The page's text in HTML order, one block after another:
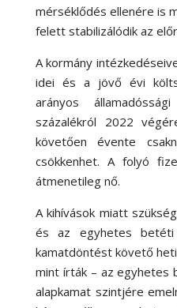
mérséklődés ellenére is
felett stabilizálódik az
A kormány
idei és a jövő évi
arányos
százalékról 2022
követően évente
csökkenhet. A folyó
átmenetileg nő.
A kihívások miatt
és az egyhetes betéti
kamatdöntést követő
mint írták – az egyhetes
alapkamat szintjére